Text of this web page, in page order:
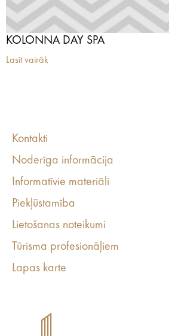
KOLONNA DAY SPA
Lasīt vairāk
Kontakti
Noderīga informācija
Informatīvie materiāli
Piekļūstamība
Lietošanas noteikumi
Tūrisma profesionāļiem
Lapas karte